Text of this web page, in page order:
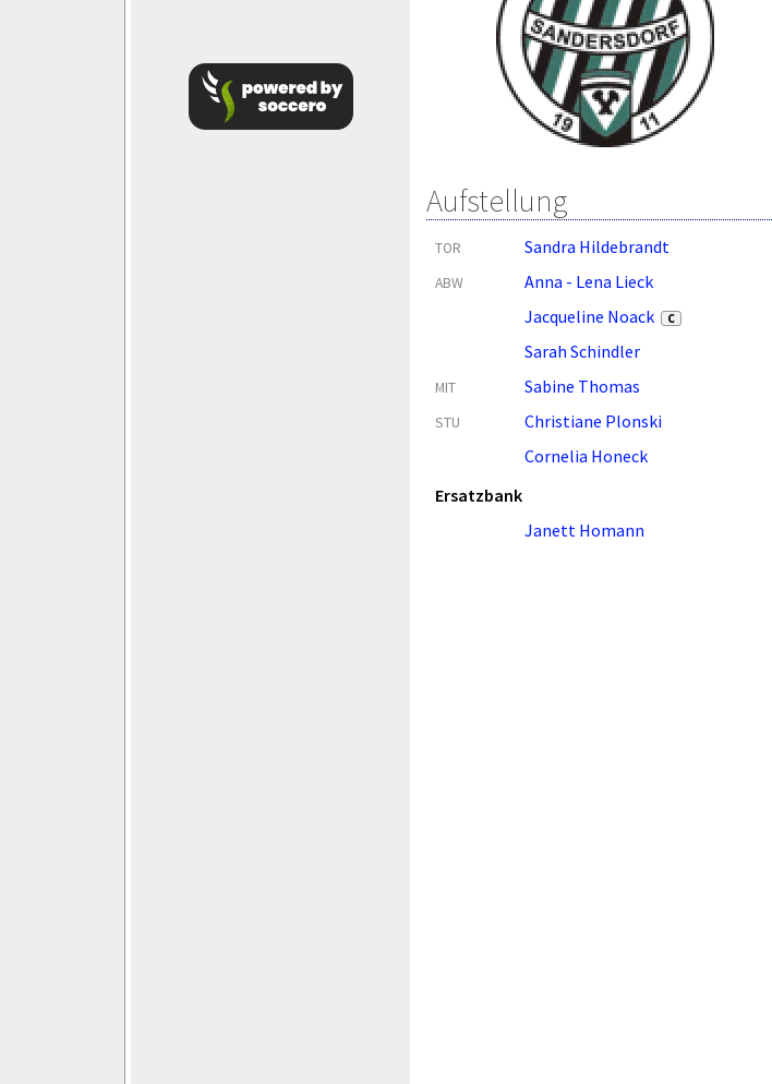
Aufstellung
TOR Sandra Hildebrandt
ABW
Anna - Lena Lieck
Jacqueline Noack
C
Sarah Schindler
MIT Sabine Thomas
STU
Christiane Plonski
Cornelia Honeck
Ersatzbank
Janett Homann